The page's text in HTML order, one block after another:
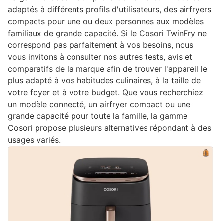
adaptés à différents profils d'utilisateurs, des airfryers
compacts pour une ou deux personnes aux modèles
familiaux de grande capacité. Si le Cosori TwinFry ne
correspond pas parfaitement à vos besoins, nous
vous invitons à consulter nos autres tests, avis et
comparatifs de la marque afin de trouver l'appareil le
plus adapté à vos habitudes culinaires, à la taille de
votre foyer et à votre budget. Que vous recherchiez
un modèle connecté, un airfryer compact ou une
grande capacité pour toute la famille, la gamme
Cosori propose plusieurs alternatives répondant à des
usages variés.